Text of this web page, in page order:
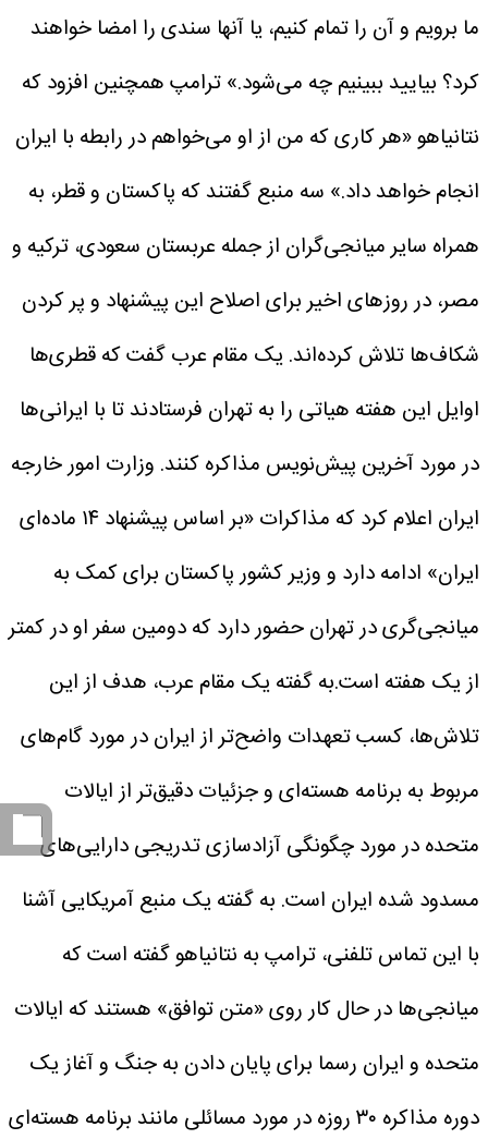
ما برویم و آن را تمام کنیم، یا آنها سندی را امضا خواهند
کرد؟ بیایید ببینیم چه می‌شود.» ترامپ همچنین افزود که
نتانیاهو «هر کاری که من از او می‌خواهم در رابطه با ایران
انجام خواهد داد.» سه منبع گفتند که پاکستان و قطر، به
همراه سایر میانجی‌گران از جمله عربستان سعودی، ترکیه و
مصر، در روزهای اخیر برای اصلاح این پیشنهاد و پر کردن
شکاف‌ها تلاش کرده‌اند. یک مقام عرب گفت که قطری‌ها
اوایل این هفته هیاتی را به تهران فرستادند تا با ایرانی‌ها
در مورد آخرین پیش‌نویس مذاکره کنند. وزارت امور خارجه
ایران اعلام کرد که مذاکرات «بر اساس پیشنهاد ۱۴ ماده‌ای
ایران» ادامه دارد و وزیر کشور پاکستان برای کمک به
میانجی‌گری در تهران حضور دارد که دومین سفر او در کمتر
از یک هفته است.به گفته یک مقام عرب، هدف از این
تلاش‌ها، کسب تعهدات واضح‌تر از ایران در مورد گام‌های
مربوط به برنامه هسته‌ای و جزئیات دقیق‌تر از ایالات
متحده در مورد چگونگی آزادسازی تدریجی دارایی‌های
مسدود شده ایران است. به گفته یک منبع آمریکایی آشنا
با این تماس تلفنی، ترامپ به نتانیاهو گفته است که
میانجی‌ها در حال کار روی «متن توافق» هستند که ایالات
متحده و ایران رسما برای پایان دادن به جنگ و آغاز یک
دوره مذاکره ۳۰ روزه در مورد مسائلی مانند برنامه هسته‌ای